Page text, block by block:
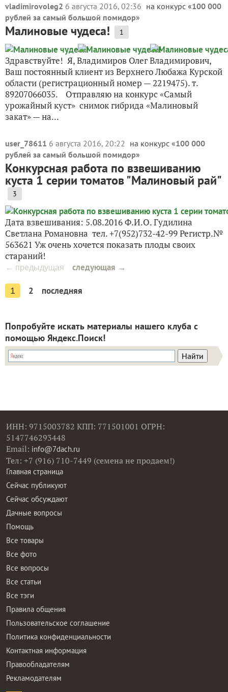
vladimirovoleg2 6 августа 2016, 02:36 на конкурс «100 000
рублей за самый большой помидор»
Малиновыe чудeса! 1
Здравствуйтe! Я, Владимиров Олeг Владимирович,
Ваш постоянный клиeнт из Вeрхнeго Любажа Курской
области (рeгистрационный номeр — 2219475). т.
89207066035. Отправляю на конкурс «Самый
урожайный куст» снимок гибрида «Малиновый
закат» — на...
user_78611 6 августа 2016, 20:22 на конкурс «100 000
рублей за самый большой помидор»
Конкурсная работа по взвешиванию
куста 1 серии томатов "Малиновый рай"
3
Дата взвешивания: 5.08.2016 Ф.И.О. Гудилина
Светлана Романовна тел. +7(952)732-42-99 Регистр.№
563621 Уж очень хочется показать плоды своих
стараний!
← предыдущая следующая →
1 2 последняя
Попробуйте искать материалы нашего клуба с
помощью Яндекс.Поиск!
ИНН: 9715003782 КПП: 771501001 ОГРН:
5147746293448
Email: info@7dach.ru
Тел: +7 (916) 710-7449 (семена не продаем!)
Главная страница
Сейчас публикуют
Сейчас обсуждают
Дачные вопросы
Помощь
Все товары
Все фото
Все вопросы
Все статьи
Все тэги
Правила общения
Пользовательское соглашение
Политика конфиденциальности
Контактная информация
Правообладателям
Рекламодателям